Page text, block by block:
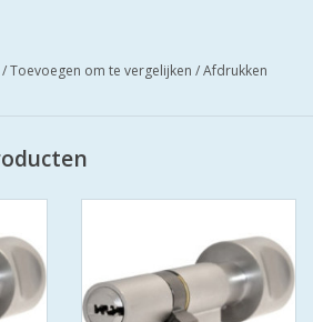
/Toevoegen om te vergelijken /Afdrukken